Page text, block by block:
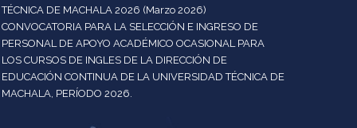
TÉCNICA DE MACHALA 2026 (Marzo 2026)
CONVOCATORIA PARA LA SELECCIÓN E INGRESO DE
PERSONAL DE APOYO ACADÉMICO OCASIONAL PARA
LOS CURSOS DE INGLES DE LA DIRECCIÓN DE
EDUCACIÓN CONTINUA DE LA UNIVERSIDAD TÉCNICA DE
MACHALA, PERÍODO 2026.